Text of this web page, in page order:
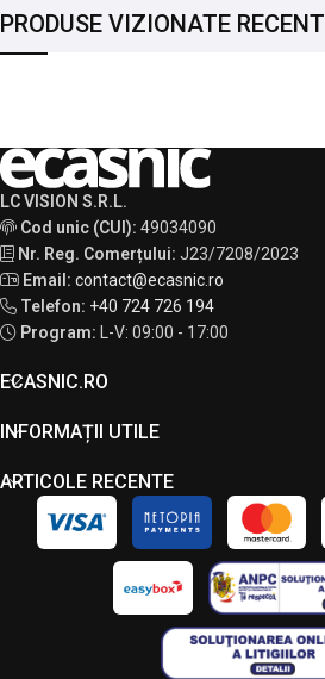
PRODUSE VIZIONATE RECENT
LC VISION S.R.L.
Cod unic (CUI): 49034090
Nr. Reg. Comerțului: J23/7208/2023
Email: contact@ecasnic.ro
Telefon: +40 724 726 194
Program:
L-V: 09:00 - 17:00
ECASNIC.RO
INFORMAȚII UTILE
ARTICOLE RECENTE